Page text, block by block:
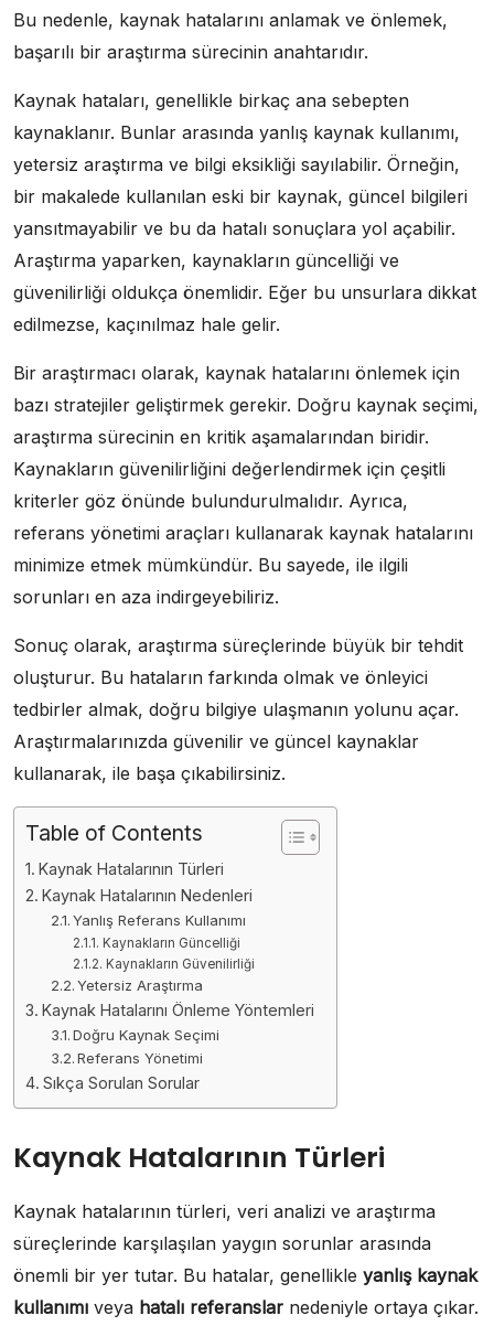
Bu nedenle, kaynak hatalarını anlamak ve önlemek,
başarılı bir araştırma sürecinin anahtarıdır.
Kaynak hataları, genellikle birkaç ana sebepten
kaynaklanır. Bunlar arasında yanlış kaynak kullanımı,
yetersiz araştırma ve bilgi eksikliği sayılabilir. Örneğin,
bir makalede kullanılan eski bir kaynak, güncel bilgileri
yansıtmayabilir ve bu da hatalı sonuçlara yol açabilir.
Araştırma yaparken, kaynakların güncelliği ve
güvenilirliği oldukça önemlidir. Eğer bu unsurlara dikkat
edilmezse, kaçınılmaz hale gelir.
Bir araştırmacı olarak, kaynak hatalarını önlemek için
bazı stratejiler geliştirmek gerekir. Doğru kaynak seçimi,
araştırma sürecinin en kritik aşamalarından biridir.
Kaynakların güvenilirliğini değerlendirmek için çeşitli
kriterler göz önünde bulundurulmalıdır. Ayrıca,
referans yönetimi araçları kullanarak kaynak hatalarını
minimize etmek mümkündür. Bu sayede, ile ilgili
sorunları en aza indirgeyebiliriz.
Sonuç olarak, araştırma süreçlerinde büyük bir tehdit
oluşturur. Bu hataların farkında olmak ve önleyici
tedbirler almak, doğru bilgiye ulaşmanın yolunu açar.
Araştırmalarınızda güvenilir ve güncel kaynaklar
kullanarak, ile başa çıkabilirsiniz.
Table of Contents
Kaynak Hatalarının Türleri
Kaynak Hatalarının Nedenleri
Yanlış Referans Kullanımı
Kaynakların Güncelliği
Kaynakların Güvenilirliği
Yetersiz Araştırma
Kaynak Hatalarını Önleme Yöntemleri
Doğru Kaynak Seçimi
Referans Yönetimi
Sıkça Sorulan Sorular
Kaynak Hatalarının Türleri
Kaynak hatalarının türleri, veri analizi ve araştırma
süreçlerinde karşılaşılan yaygın sorunlar arasında
önemli bir yer tutar. Bu hatalar, genellikle yanlış kaynak
kullanımı veya hatalı referanslar nedeniyle ortaya çıkar.